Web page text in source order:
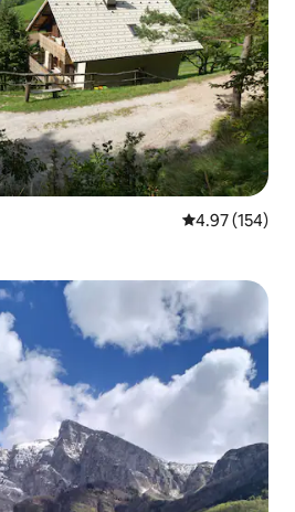
從 154 則評價
4.97 (154)